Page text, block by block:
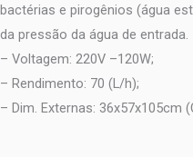
bactérias e pirogênios (água
da pressão da água de entrada.
– Voltagem: 220V –120W;
– Rendimento: 70 (L/h);
– Dim. Externas: 36x57x105cm